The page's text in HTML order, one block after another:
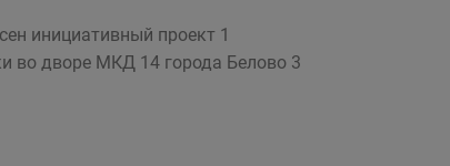
инициативный проект 1
во дворе МКД 14 города Белово 3